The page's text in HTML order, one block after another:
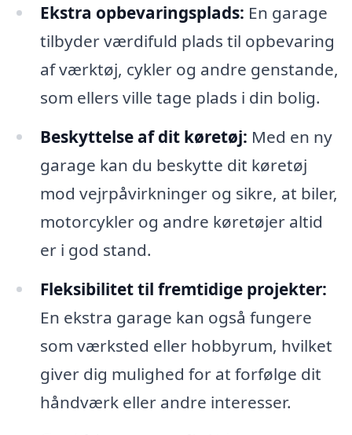
Ekstra opbevaringsplads: En garage
tilbyder værdifuld plads til opbevaring
af værktøj, cykler og andre genstande,
som ellers ville tage plads i din bolig.
Beskyttelse af dit køretøj: Med en ny
garage kan du beskytte dit køretøj
mod vejrpåvirkninger og sikre, at biler,
motorcykler og andre køretøjer altid
er i god stand.
Fleksibilitet til fremtidige projekter:
En ekstra garage kan også fungere
som værksted eller hobbyrum, hvilket
giver dig mulighed for at forfølge dit
håndværk eller andre interesser.